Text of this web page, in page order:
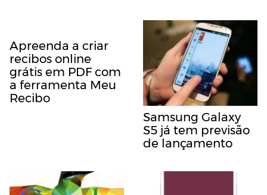
Apreenda a criar
recibos online
grátis em PDF com
a ferramenta Meu
Recibo
Samsung Galaxy
S5 já tem previsão
de lançamento